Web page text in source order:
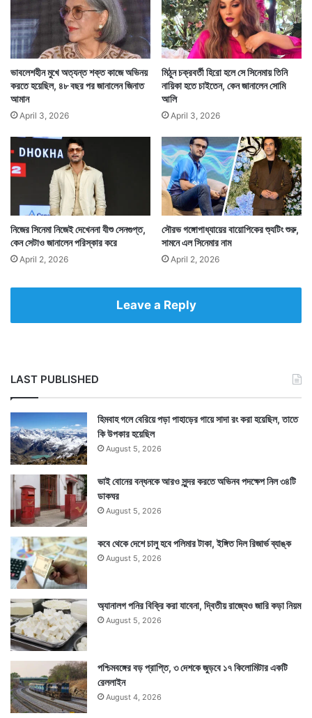
আশু রেড্ডি তেলেগু বিগ বস-এও অংশ নিয়েছিলেন। এই ভিডিও
কিন্তু রামগোপালকে কিছুটা হলেও মিশ্র প্রতিক্রিয়ার সম্মুখীন
করেছে। বলিউড সহ ভারতের তামাম সিনেমা জগতেই এ নিয়ে চর্চা
শুরু হয়েছে। ঠিক কেন তিনি এমনটা করলেন তাও পরিস্কার নয়।
— সংবাদ সংস্থার সাহায্য নিয়ে লেখা
Tags Entertainment News Ram Gopal Varma
ভাবলেশহীন মুখে অত্যন্ত শক্ত কাজে অভিনয়
করতে হয়েছিল, ৪৮ বছর পর জানালেন জিনাত
আমান
April 3, 2026
মিঠুন চক্রবর্তী হিরো হলে সে সিনেমায় তিনি
নায়িকা হতে চাইতেন, কেন জানালেন সোমি
আলি
April 3, 2026
নিজের সিনেমা নিজেই দেখেননা যীশু সেনগুপ্ত,
কেন সেটাও জানালেন পরিস্কার করে
April 2, 2026
সৌরভ গঙ্গোপাধ্যায়ের বায়োপিকের শ্যুটিং শুরু,
সামনে এল সিনেমার নাম
April 2, 2026
Leave a Reply
LAST PUBLISHED
হিমবাহ গলে বেরিয়ে পড়া পাহাড়ের গায়ে সাদা রং করা হয়েছিল, তাতে
কি উপকার হয়েছিল
August 5, 2026
ভাই বোনের বন্ধনকে আরও সুন্দর করতে অভিনব পদক্ষেপ নিল ৩৪টি
ডাকঘর
August 5, 2026
কবে থেকে দেশে চালু হবে পলিমার টাকা, ইঙ্গিত দিল রিজার্ভ ব্যাঙ্ক
August 5, 2026
অ্যানালগ পনির বিক্রি করা যাবেনা, দ্বিতীয় রাজ্যেও জারি কড়া নিয়ম
August 5, 2026
পশ্চিমবঙ্গের বড় প্রাপ্তি, ৩ দেশকে জুড়বে ১৭ কিলোমিটার একটি
রেললাইন
August 4, 2026